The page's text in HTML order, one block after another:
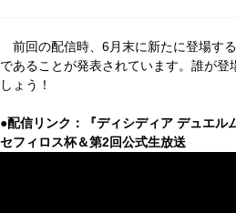
前回の配信時、6月末に新たに登場す
であることが発表されています。誰が登
しょう！
●配信リンク：『ディシディア デュエル
セフィロス杯＆第2回公式生放送